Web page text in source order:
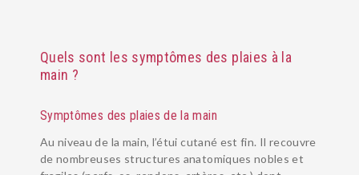
Quels sont les symptômes des plaies à la
main ?
Symptômes des plaies de la main
Au niveau de la main, l’étui cutané est fin. Il recouvre
de nombreuses structures anatomiques nobles et